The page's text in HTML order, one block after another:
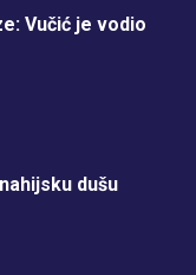
Vučić je vodio
dušu